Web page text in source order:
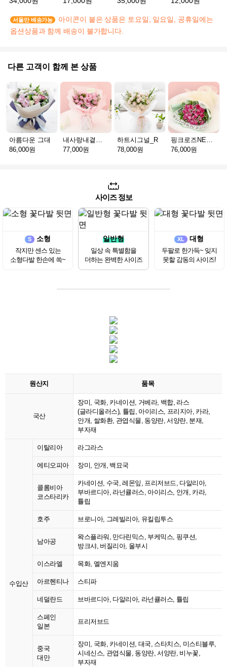
서울만 배송가능
아이콘이 붙은 상품은 토요일, 일요일, 공휴일에는
옵션상품과 함께 배송이 불가합니다.
다른 고객이 함께 본 상품
아름다운 그대
86,000원
77,000원
하트시그널_R
78,000원
76,000원
사이즈 정보
S 소형
작지만 센스 있는
소형다발 한손에 쏙~
일반형
일상 속 특별함을
더하는 완벽한 사이즈
XL 대형
두팔로 한가득~ 잊지
못할 감동의 사이즈!
원산지 품목
국산
장미, 국화, 카네이션, 거베라, 백합, 라스
(글라디올러스), 튤립, 아이리스, 프리지아, 카라,
안개, 쌀화환, 관엽식물, 동양란, 서양란, 분재,
부자재
수입산
이탈리아 라그라스
에티오피아 장미, 안개, 백묘국
콜롬비아
코스타리카
카네이션, 수국, 레몬잎, 프리저브드, 다알리아,
부바르디아, 라넌큘러스, 아이리스, 안개, 카라,
튤립
호주 브로니아, 그레빌리아, 유킬립투스
남아공
왁스플라워, 만다린믹스, 부케믹스, 핑쿠션,
방크샤, 버질리아, 울부시
이스라엘 목화, 엘엔지움
아르헨티나 스티파
네덜란드 브바르디아, 다알리아, 라넌큘러스, 튤립
스페인
일본
프리저브드
중국
대만
장미, 국화, 카네이션, 대국, 스타치스, 미스티블루,
시네신스, 관엽식물, 동양란, 서양란, 비누꽃,
부자재